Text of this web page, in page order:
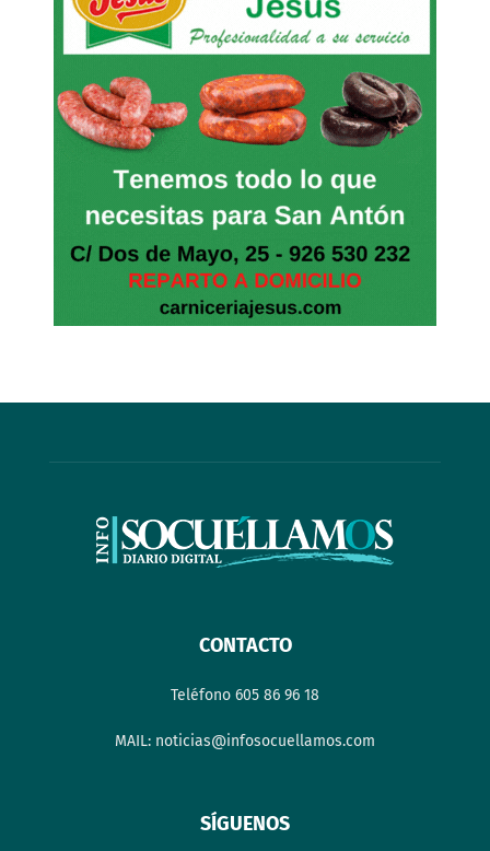
CONTACTO
Teléfono 605 86 96 18
MAIL: noticias@infosocuellamos.com
SÍGUENOS